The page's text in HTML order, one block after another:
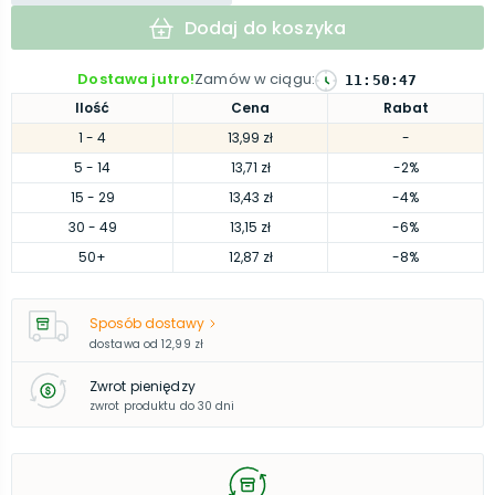
Ilość Cena
Rabat
1 - 4 13,99 zł
-
5 - 14 13,71 zł
-2%
15 - 29 13,43 zł
-4%
30 - 49 13,15 zł
-6%
50+ 12,87 zł -8%
Dodaj do koszyka
Dostawa jutro!Zamów w ciągu: 11: 50 :46
Sposób dostawy
dostawa od 12,99 zł
Zwrot pieniędzy
zwrot produktu do 30 dni